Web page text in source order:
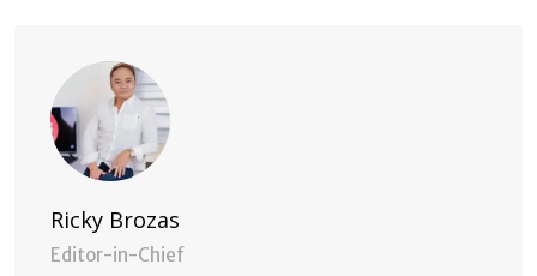
Ricky Brozas
Editor-in-Chief